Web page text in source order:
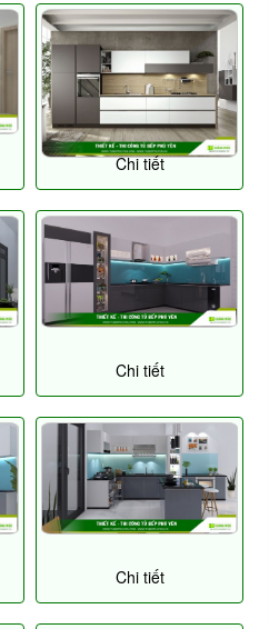
Chi tiết
Chi tiết
Chi tiết